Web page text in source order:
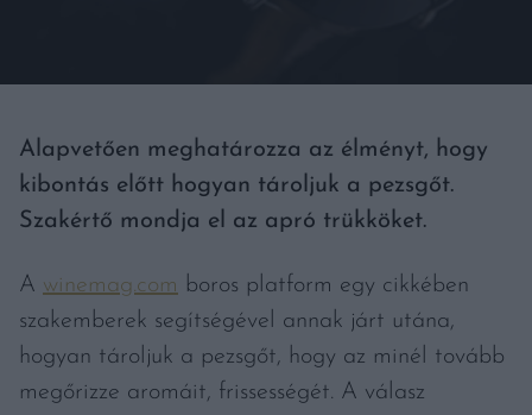
Alapvetően meghatározza az élményt, hogy
kibontás előtt hogyan tároljuk a pezsgőt.
Szakértő mondja el az apró trükköket.
A winemag.com boros platform egy cikkében
szakemberek segítségével annak járt utána,
hogyan tároljuk a pezsgőt, hogy az minél tovább
megőrizze aromáit, frissességét. A válasz